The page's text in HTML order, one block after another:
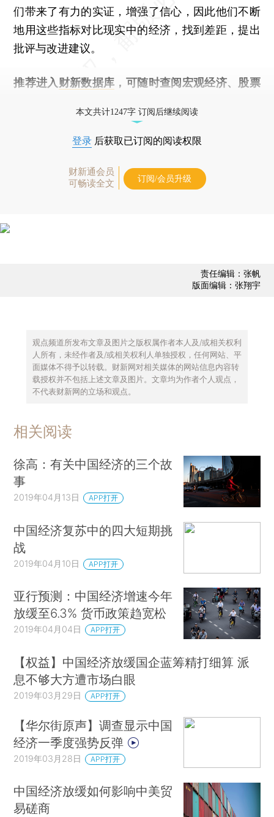
们带来了有力的实证，增强了信心，因此他们不断
地用这些指标对比现实中的经济，找到差距，提出
批评与改进建议。
推荐进入 财新数据库 ，可随时查阅宏观经济、股票
本文共计1247字 订阅后继续阅读
登录 后获取已订阅的阅读权限
财新通会员
可畅读全文
订阅/会员升级
责任编辑：张帆
版面编辑：张翔宇
观点频道所发布文章及图片之版权属作者本人及/或相关权利
人所有，未经作者及/或相关权利人单独授权，任何网站、平
面媒体不得予以转载。财新网对相关媒体的网站信息内容转
载授权并不包括上述文章及图片。文章均为作者个人观点，
不代表财新网的立场和观点。
相关阅读
徐高：有关中国经济的三个故
事
2019年04月13日 APP打开
中国经济复苏中的四大短期挑
战
2019年04月10日 APP打开
亚行预测：中国经济增速今年
放缓至6.3% 货币政策趋宽松
2019年04月04日 APP打开
【权益】中国经济放缓国企蓝筹精打细算 派
息不够大方遭市场白眼
2019年03月29日 APP打开
【华尔街原声】调查显示中国
经济一季度强势反弹
2019年03月28日 APP打开
中国经济放缓如何影响中美贸
易磋商